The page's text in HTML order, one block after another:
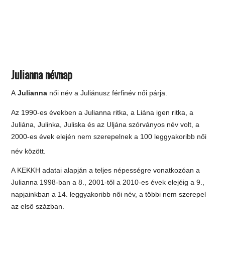
Julianna névnap
AJulianna női név a Juliánusz férfinév női párja.
Az 1990-es években a Julianna ritka, a Liána igen ritka, a
Juliána, Julinka, Juliska és az Uljána szórványos név volt, a
2000-es évek elején nem szerepelnek a 100 leggyakoribb női
név között.
A KEKKH adatai alapján a teljes népességre vonatkozóan a
Julianna 1998-ban a 8., 2001-től a 2010-es évek elejéig a 9.,
napjainkban a 14. leggyakoribb női név, a többi nem szerepel
az első százban.